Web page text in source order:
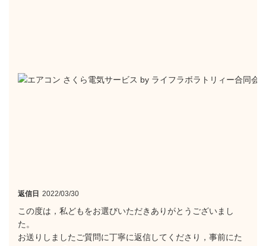
返信日 2022/03/30
この度は，私どもをお選びいただきありがとうございまし
た。
お送りしましたご質問に丁寧に返信してくださり，事前にた